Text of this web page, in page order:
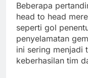
Beberapa
head to head
seperti gol
penyelamatan
ini sering menjadi
keberhasilan tim